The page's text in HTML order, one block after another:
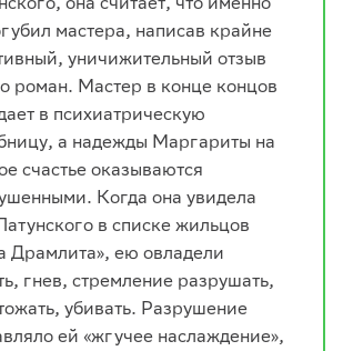
мастера, написав крайне
уничижительный отзыв
роман. Мастер в конце концов
в психиатрическую
а надежды Маргариты на
счастье оказываются
Когда она увидела
в списке жильцов
Драмлита», ею овладели
гнев, стремление разрушать,
убивать. Разрушение
ей «жгучее наслаждение»,